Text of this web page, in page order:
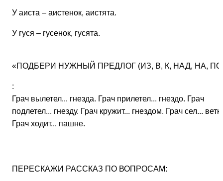
У аиста – аистенок, аистята.
У гуся – гусенок, гусята.
«ПОДБЕРИ НУЖНЫЙ ПРЕДЛОГ (ИЗ, В, К, НАД, НА,
:
Грач вылетел... гнезда. Грач прилетел... гнездо. Грач
подлетел... гнезду. Грач кружит... гнездом. Грач сел...
Грач ходит... пашне.
ПЕРЕСКАЖИ РАССКАЗ ПО ВОПРОСАМ: